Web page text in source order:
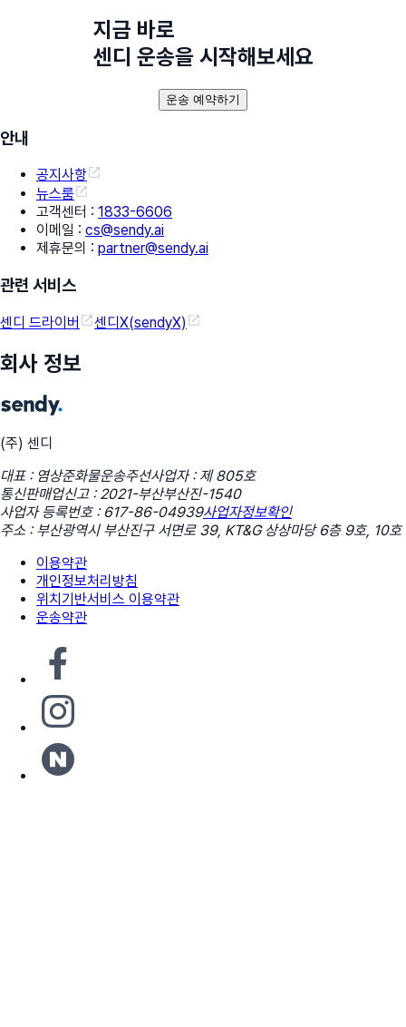
지금 바로
센디 운송을 시작해보세요
운송 예약하기
안내
공지사항
뉴스룸
고객센터 : 1833-6606
이메일 : cs@sendy.ai
제휴문의 : partner@sendy.ai
관련 서비스
센디 드라이버 센디X(sendyX)
회사 정보
(주) 센디
대표 : 염상준화물운송주선사업자 : 제 805호
통신판매업신고 : 2021-부산부산진-1540
사업자 등록번호 : 617-86-04939사업자정보확인
주소 : 부산광역시 부산진구 서면로 39, KT&G 상상마당 6층 9호, 10호
이용약관
개인정보처리방침
위치기반서비스 이용약관
운송약관